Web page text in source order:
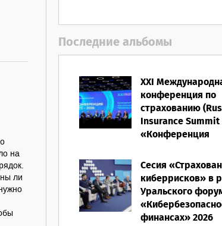
на
ли
Последние альбомы
XXI
конференция по
страхованию
Insurance Summit
«Конференция
ВСС-2026:
код страхования/
Человеческий
28.05.2026
Сесия
киберрисков» в
Уральского
финансах» 2026